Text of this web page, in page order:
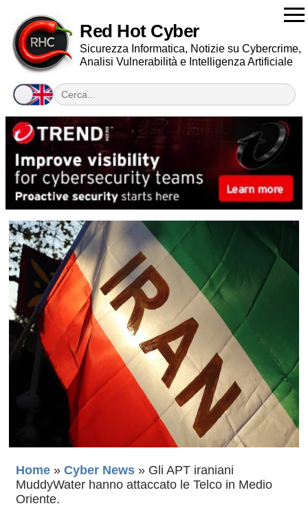
Red Hot Cyber
Sicurezza Informatica, Notizie su Cybercrime,
Analisi Vulnerabilità e Intelligenza Artificiale
Home » Cyber News » Gli APT iraniani
MuddyWater hanno attaccato le Telco in Medio
Oriente.